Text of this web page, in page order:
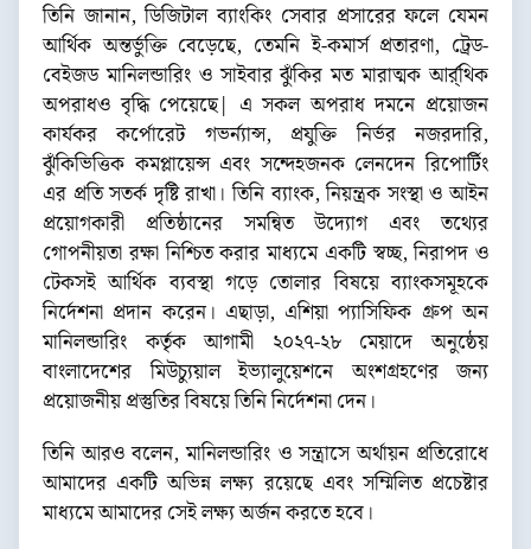
তিনি জানান, ডিজিটাল ব্যাংকিং সেবার প্রসারের ফলে যেমন
আর্থিক অন্তর্ভুক্তি বেড়েছে, তেমনি ই-কমার্স প্রতারণা, ট্রেড-
বেইজড মানিলন্ডারিং ও সাইবার ঝুঁকির মত মারাত্মক আর্র্থিক
অপরাধও বৃদ্ধি পেয়েছে| এ সকল অপরাধ দমনে প্রয়োজন
কার্যকর কর্পোরেট গভর্ন্যান্স, প্রযুক্তি নির্ভর নজরদারি,
ঝুঁকিভিত্তিক কমপ্লায়েন্স এবং সন্দেহজনক লেনদেন রিপোর্টিং
এর প্রতি সতর্ক দৃষ্টি রাখা। তিনি ব্যাংক, নিয়ন্ত্রক সংস্থা ও আইন
প্রয়োগকারী প্রতিষ্ঠানের সমন্বিত উদ্যোগ এবং তথ্যের
গোপনীয়তা রক্ষা নিশ্চিত করার মাধ্যমে একটি স্বচ্ছ, নিরাপদ ও
টেকসই আর্থিক ব্যবস্থা গড়ে তোলার বিষয়ে ব্যাংকসমূহকে
নির্দেশনা প্রদান করেন। এছাড়া, এশিয়া প্যাসিফিক গ্রুপ অন
মানিলন্ডারিং কর্তৃক আগামী ২০২৭-২৮ মেয়াদে অনুষ্ঠেয়
বাংলাদেশের মিউচ্যুয়াল ইভ্যালুয়েশনে অংশগ্রহণের জন্য
প্রয়োজনীয় প্রস্তুতির বিষয়ে তিনি নির্দেশনা দেন।
তিনি আরও বলেন, মানিলন্ডারিং ও সন্ত্রাসে অর্থায়ন প্রতিরোধে
আমাদের একটি অভিন্ন লক্ষ্য রয়েছে এবং সম্মিলিত প্রচেষ্টার
মাধ্যমে আমাদের সেই লক্ষ্য অর্জন করতে হবে।